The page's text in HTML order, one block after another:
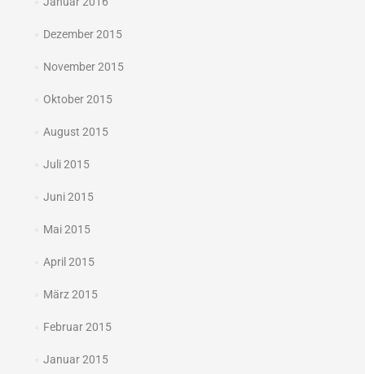
Dezember 2015
November 2015
Oktober 2015
August 2015
Juli 2015
Juni 2015
Mai 2015
April 2015
März 2015
Februar 2015
Januar 2015